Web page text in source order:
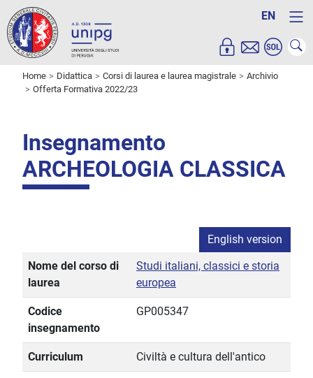
EN
Home Didattica Corsi di laurea e laurea magistrale
Archivio
Offerta Formativa 2022/23
Insegnamento
ARCHEOLOGIA CLASSICA
English version
Nome del corso di
laurea
Studi italiani, classici e storia
europea
Codice
insegnamento
GP005347
Curriculum Civiltà e cultura dell'antico